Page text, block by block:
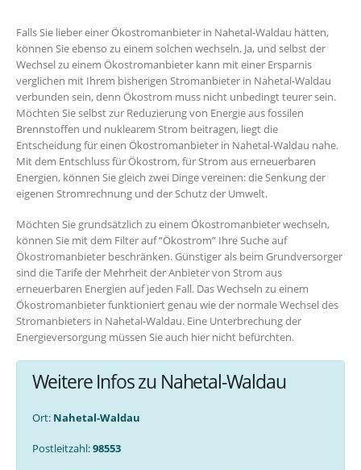
Falls Sie lieber einer Ökostromanbieter in Nahetal-Waldau hätten,
können Sie ebenso zu einem solchen wechseln. Ja, und selbst der
Wechsel zu einem Ökostromanbieter kann mit einer Ersparnis
verglichen mit Ihrem bisherigen Stromanbieter in Nahetal-Waldau
verbunden sein, denn Ökostrom muss nicht unbedingt teurer sein.
Möchten Sie selbst zur Reduzierung von Energie aus fossilen
Brennstoffen und nuklearem Strom beitragen, liegt die
Entscheidung für einen Ökostromanbieter in Nahetal-Waldau nahe.
Mit dem Entschluss für Ökostrom, für Strom aus erneuerbaren
Energien, können Sie gleich zwei Dinge vereinen: die Senkung der
eigenen Stromrechnung und der Schutz der Umwelt.
Möchten Sie grundsätzlich zu einem Ökostromanbieter wechseln,
können Sie mit dem Filter auf “Ökostrom” Ihre Suche auf
Ökostromanbieter beschränken. Günstiger als beim Grundversorger
sind die Tarife der Mehrheit der Anbieter von Strom aus
erneuerbaren Energien auf jeden Fall. Das Wechseln zu einem
Ökostromanbieter funktioniert genau wie der normale Wechsel des
Stromanbieters in Nahetal-Waldau. Eine Unterbrechung der
Energieversorgung müssen Sie auch hier nicht befürchten.
Weitere Infos zu Nahetal-Waldau
Ort: Nahetal-Waldau
Postleitzahl:98553